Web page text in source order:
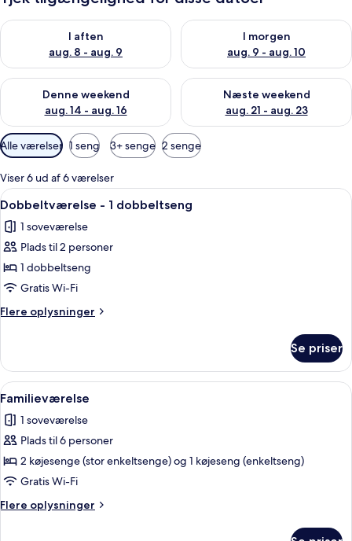
I aften
aug. 8 - aug. 9
Tjek tilgængelighed for i aften aug. 8 - aug. 9
I morgen
aug. 9 - aug. 10
Tjek tilgængelighed for i
Denne weekend
aug. 14 - aug. 16
Tjek tilgængelighed for denne weekend aug. 14 - aug. 16
Næste weekend
aug. 21 - aug. 23
Tjek tilgængelighed for næste
Tilgængelige
filtre
for
værelser
Alle værelser 1 seng 3+ senge 2 senge
Viser 6 ud af 6 værelser
Indlæs
alle
billeder
af
Dobbeltværelse
-
1
dobbeltseng
Et værelse med en seng, et vindue
3
Dobbeltværelse - 1 dobbeltseng
1 soveværelse
Plads til 2 personer
1 dobbeltseng
Gratis Wi-Fi
Flere oplysninger
Flere
-
dobbeltseng
Se priser
Indlæs
alle
billeder
af
Familieværelse
Et soveværelse med køjeseng og et
4
Familieværelse
1 soveværelse
Plads til 6 personer
2 køjesenge (stor enkeltsenge) og 1 køjeseng (enkeltseng)
Gratis Wi-Fi
Flere oplysninger
Flere